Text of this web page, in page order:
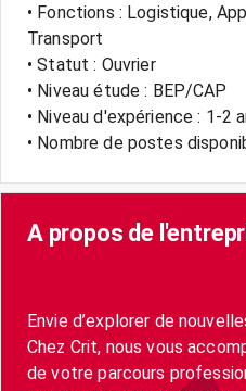
• Fonctions : Logistique,
Transport
• Statut : Ouvrier
• Niveau étude : BEP/CAP
• Niveau d'expérience : 1-2
• Nombre de postes
A propos de
Envie d’explorer de
Chez Crit, nous vous
de votre parcours